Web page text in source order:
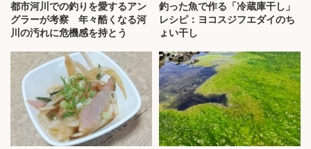
都市河川での釣りを愛するアン
グラーが考察 年々酷くなる河
川の汚れに危機感を持とう
釣った魚で作る「冷蔵庫干し」
レシピ：ヨコスジフエダイのち
ょい干し